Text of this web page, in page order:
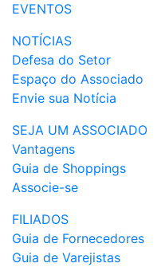
EVENTOS
NOTÍCIAS
Defesa do Setor
Espaço do Associado
Envie sua Notícia
SEJA UM ASSOCIADO
Vantagens
Guia de Shoppings
Associe-se
FILIADOS
Guia de Fornecedores
Guia de Varejistas